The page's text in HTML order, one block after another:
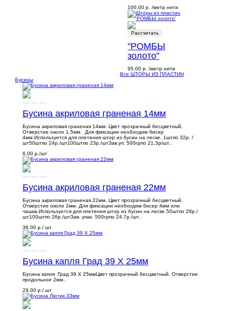
100.00 р. /метр нити
Рассчитать
"РОМБЫ
золото"
95.00 р. /метр нити
Все ШТОРЫ ИЗ ПЛАСТИН
Бусины
Бусина акриловая граненая 14мм
Бусина акриловая граненая 14мм. Цвет прозрачный бесцветный.
Отверстие около 1,5мм. Для фиксации необходим бисер
4мм.Используется для плетения штор из бусин на леске. 1штпо 32р. /
шт50штпо 24р./шт100штпо 23р./штЗав.уп. 500грпо 21,3р/шт..
6.00 р. /шт
Бусина акриловая граненая 22мм
Бусина акриловая граненая 22мм. Цвет прозрачный бесцветный.
Отверстие около 2мм. Для фиксации необходим бисер 4мм или
чашка.Используется для плетения штор из бусин на леске.50штпо 28р./
шт100штпо 26р./штЗав. упак. 500грпо 24,7р./шт..
36.00 р. / шт
Бусина капля Град 39 Х 25мм
Бусина капля Град 39 Х 25ммЦвет прозрачный бесцветный. Отверстие
продольное 2мм..
29.00 р. / шт